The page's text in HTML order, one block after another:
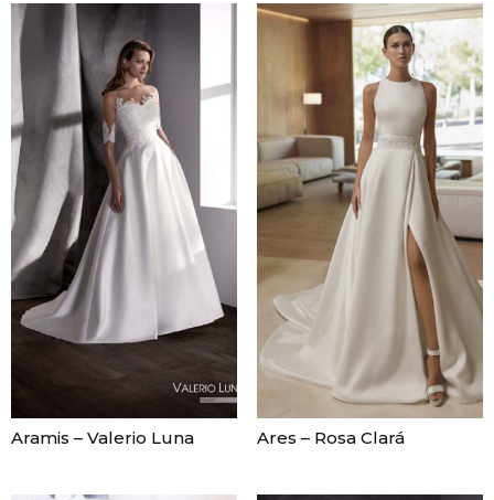
Aramis – Valerio Luna Ares – Rosa Clará